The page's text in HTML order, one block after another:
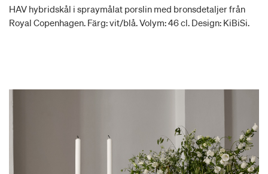
HAV hybridskål i spraymålat porslin med bronsdetaljer från
Royal Copenhagen. Färg: vit/blå. Volym: 46 cl. Design: KiBiSi.